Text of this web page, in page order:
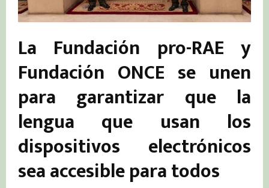
La Fundación pro-RAE y
Fundación ONCE se unen
para garantizar que la
lengua que usan los
dispositivos electrónicos
sea accesible para todos